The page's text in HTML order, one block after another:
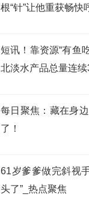
根“针”让他重获畅快
短讯！靠资源“有鱼
北淡水产品总量连
每日聚焦：藏在身
了！
61岁爹爹做完斜视
头了”_热点聚焦